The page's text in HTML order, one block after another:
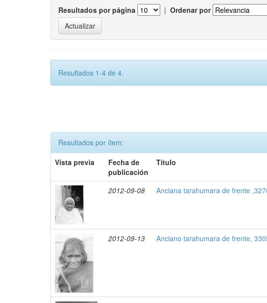
Resultados por página | Ordenar por
Resultados 1-4 de 4.
Resultados por ítem:
Vista previa
Fecha de
publicación
Título
2012-09-08 Anciana tarahumara de frente
2012-09-13 Anciano tarahumara de frente,